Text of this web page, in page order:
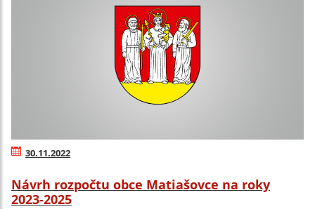
30.11.2022
Návrh rozpočtu obce Matiašovce na roky
2023-2025